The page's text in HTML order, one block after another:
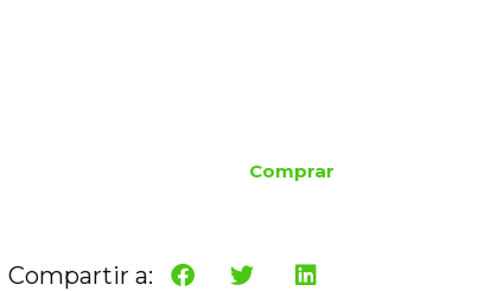
Comprar
Compartir a: